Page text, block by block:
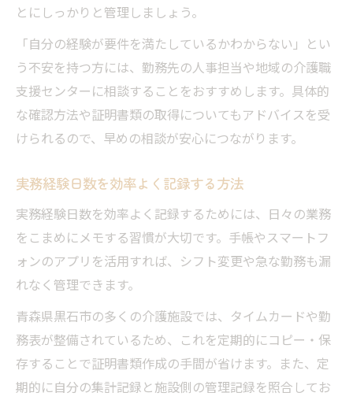
とにしっかりと管理しましょう。
「自分の経験が要件を満たしているかわからない」とい
う不安を持つ方には、勤務先の人事担当や地域の介護職
支援センターに相談することをおすすめします。具体的
な確認方法や証明書類の取得についてもアドバイスを受
けられるので、早めの相談が安心につながります。
実務経験日数を効率よく記録する方法
実務経験日数を効率よく記録するためには、日々の業務
をこまめにメモする習慣が大切です。手帳やスマートフ
ォンのアプリを活用すれば、シフト変更や急な勤務も漏
れなく管理できます。
青森県黒石市の多くの介護施設では、タイムカードや勤
務表が整備されているため、これを定期的にコピー・保
存することで証明書類作成の手間が省けます。また、定
期的に自分の集計記録と施設側の管理記録を照合してお